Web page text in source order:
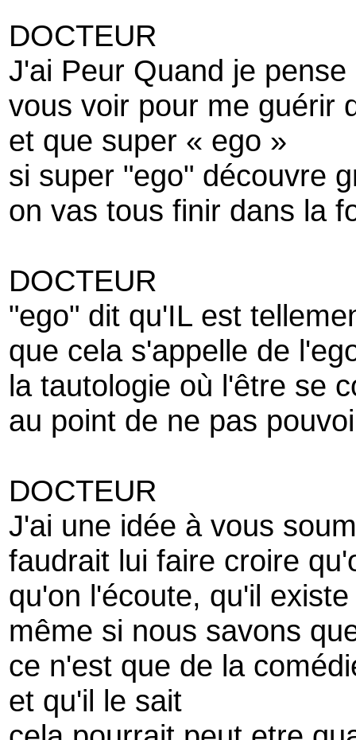
DOCTEUR
J'ai Peur Quand je
vous voir pour me guérir
et que super « ego »
si super "ego" découvre
on vas tous finir dans la
DOCTEUR
"ego" dit qu'IL est
que cela s'appelle de
la tautologie où l'être se
au point de ne pas
DOCTEUR
J'ai une idée à vous
faudrait lui faire croire
qu'on l'écoute, qu'il existe
même si nous savons
ce n'est que de la
et qu'il le sait